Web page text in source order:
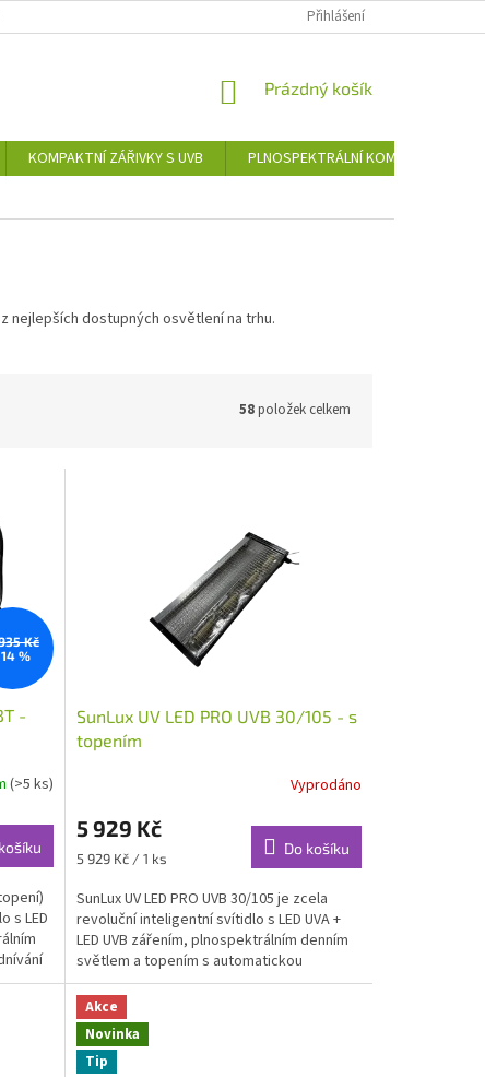
OSOBNÍCH ÚDAJŮ OSVĚTLENÍ TERÁRIÍPřihlášení
NÁKUPNÍ
Prázdný košík
KOMPAKTNÍ ZÁŘIVKY S UVB
PLNOSPEKTRÁLNÍ KOMPAKTNÍ
nejlepších dostupných osvětlení na trhu.
58položek celkem
Kč
%
-
(>5 ks)
s LED
SunLux UV LED PRO UVB 30/105 - s
topením
Vyprodáno
5 929 Kč
Měrná
5 929 Kč / 1 ks
Do košíku
SunLux UV LED PRO UVB 30/105 je zcela
revoluční inteligentní svítidlo s LED UVA +
LED UVB zářením, plnospektrálním denním
světlem a topením s automatickou
regulací....
Akce
Novinka
Tip